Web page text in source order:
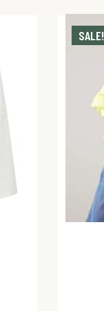
SALE!